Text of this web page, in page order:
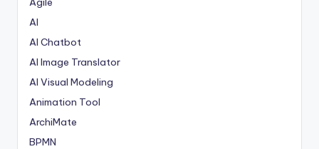
AI
AI Chatbot
AI Image Translator
AI Visual Modeling
Animation Tool
ArchiMate
BPMN